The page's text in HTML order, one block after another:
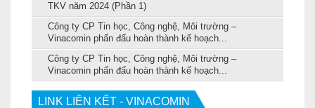
TKV năm 2024 (Phần 1)
Công ty CP Tin học, Công nghệ, Môi trường –
Vinacomin phấn đấu hoàn thành kế hoạch...
Công ty CP Tin học, Công nghệ, Môi trường –
Vinacomin phấn đấu hoàn thành kế hoạch...
LINK LIÊN KẾT - VINACOMIN